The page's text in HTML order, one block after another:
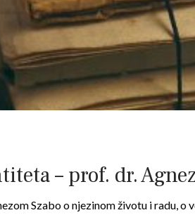
– prof. dr.
Szabo o njezinom životu i radu,